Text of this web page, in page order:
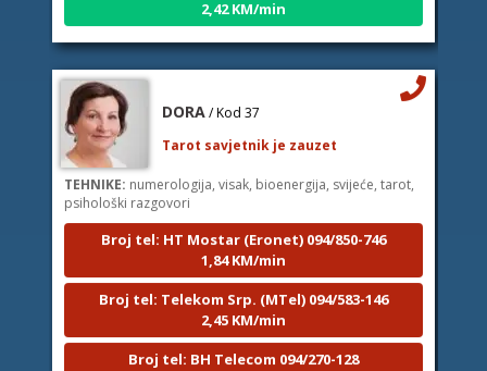
TEHNIKE:numerologija, visak, bioenergija, svijeće, tarot,
psihološki razgovori
Broj tel: HT Mostar (Eronet) 094/850-746
1,84 KM/min
Broj tel: Telekom Srp. (MTel) 094/583-146
2,45 KM/min
Broj tel: BH Telecom 094/270-128
2,42 KM/min